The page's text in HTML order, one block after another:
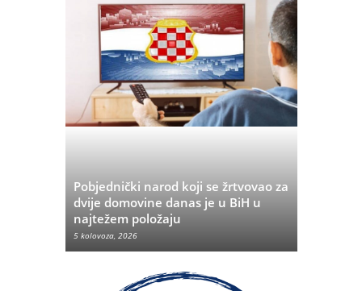
Pobjednički narod koji se žrtvovao za
dvije domovine danas je u BiH u
najtežem položaju
5 kolovoza, 2026